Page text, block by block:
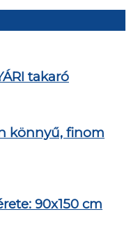
takaró
könnyű, finom
90x150 cm